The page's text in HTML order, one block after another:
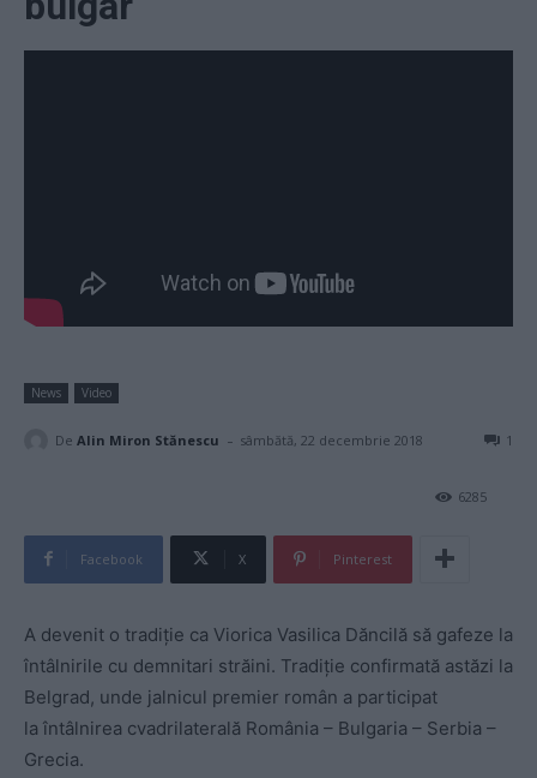
News Video
De Alin Miron Stănescu - sâmbătă, 22 decembrie 2018 1
6285
Facebook X Pinterest
A devenit o tradiție ca Viorica Vasilica Dăncilă să gafeze la
întâlnirile cu demnitari străini. Tradiție confirmată astăzi la
Belgrad, unde jalnicul premier român a participat
la întâlnirea cvadrilaterală România – Bulgaria – Serbia –
Grecia.